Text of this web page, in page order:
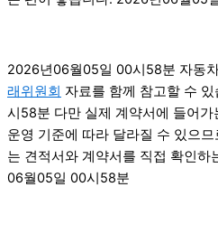
2026년06월05일 00시58분 자동
래위원회 자료를 함께 참고할 수
시58분 다만 실제 계약서에 들어
운영 기준에 따라 달라질 수 있으
는 견적서와 계약서를 직접 확인
06월05일 00시58분